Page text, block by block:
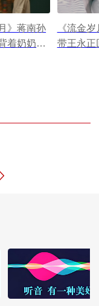
》蒋南孙
着奶奶躲
《流金
带王永正